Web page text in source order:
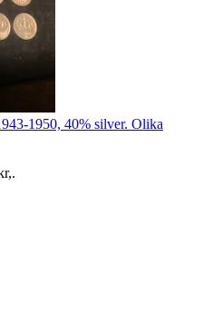
1950, 40% silver. Olika
,.